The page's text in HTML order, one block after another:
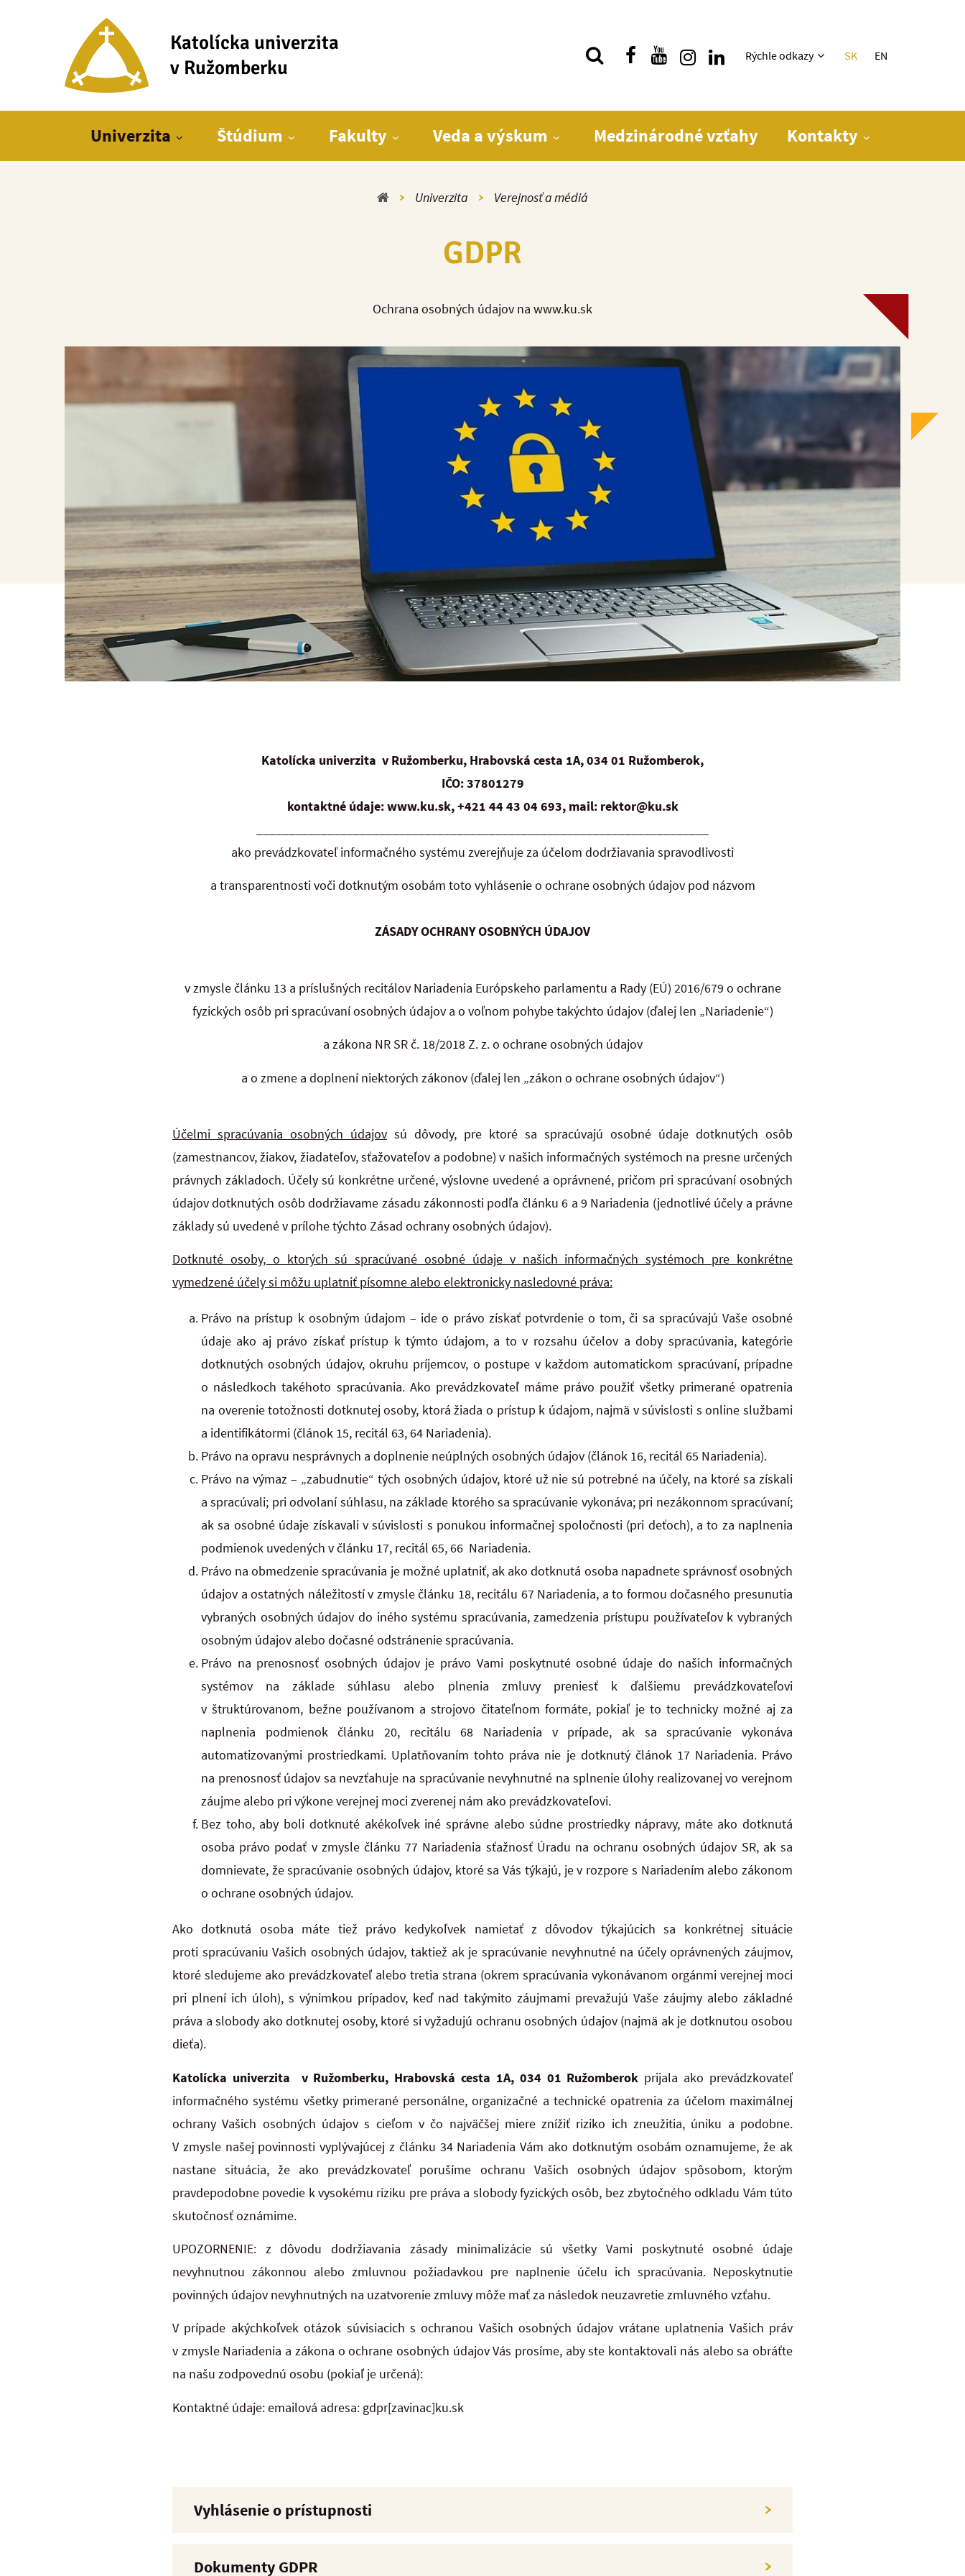
Katolícka univerzita
v Ružomberku
Rýchle menu
Rýchle odkazy SK EN
Univerzita Štúdium Fakulty Veda a výskum Medzinárodné vzťahy Kontakty
DomovUniverzita Verejnosť a médiá
GDPR
Ochrana osobných údajov na www.ku.sk
Katolícka univerzita v Ružomberku, Hrabovská cesta 1A, 034 01 Ružomberok,
IČO: 37801279
kontaktné údaje: www.ku.sk, +421 44 43 04 693, mail: rektor@ku.sk
ako prevádzkovateľ informačného systému zverejňuje za účelom dodržiavania spravodlivosti
a transparentnosti voči dotknutým osobám toto vyhlásenie o ochrane osobných údajov pod názvom
ZÁSADY OCHRANY OSOBNÝCH ÚDAJOV
v zmysle článku 13 a príslušných recitálov Nariadenia Európskeho parlamentu a Rady (EÚ) 2016/679 o ochrane
fyzických osôb pri spracúvaní osobných údajov a o voľnom pohybe takýchto údajov (ďalej len „Nariadenie“)
a zákona NR SR č. 18/2018 Z. z. o ochrane osobných údajov
a o zmene a doplnení niektorých zákonov (ďalej len „zákon o ochrane osobných údajov“)
Účelmi spracúvania osobných údajov sú dôvody, pre ktoré sa spracúvajú osobné údaje dotknutých osôb
(zamestnancov, žiakov, žiadateľov, sťažovateľov a podobne) v našich informačných systémoch na presne určených
právnych základoch. Účely sú konkrétne určené, výslovne uvedené a oprávnené, pričom pri spracúvaní osobných
údajov dotknutých osôb dodržiavame zásadu zákonnosti podľa článku 6 a 9 Nariadenia (jednotlivé účely a právne
základy sú uvedené v prílohe týchto Zásad ochrany osobných údajov).
Dotknuté osoby, o ktorých sú spracúvané osobné údaje v našich informačných systémoch pre konkrétne
vymedzené účely si môžu uplatniť písomne alebo elektronicky nasledovné práva:
Právo na prístup k osobným údajom – ide o právo získať potvrdenie o tom, či sa spracúvajú Vaše osobné
údaje ako aj právo získať prístup k týmto údajom, a to v rozsahu účelov a doby spracúvania, kategórie
dotknutých osobných údajov, okruhu príjemcov, o postupe v každom automatickom spracúvaní, prípadne
o následkoch takéhoto spracúvania. Ako prevádzkovateľ máme právo použiť všetky primerané opatrenia
na overenie totožnosti dotknutej osoby, ktorá žiada o prístup k údajom, najmä v súvislosti s online službami
a identifikátormi (článok 15, recitál 63, 64 Nariadenia).
Právo na opravu nesprávnych a doplnenie neúplných osobných údajov (článok 16, recitál 65 Nariadenia).
Právo na výmaz – „zabudnutie“ tých osobných údajov, ktoré už nie sú potrebné na účely, na ktoré sa získali
a spracúvali; pri odvolaní súhlasu, na základe ktorého sa spracúvanie vykonáva; pri nezákonnom spracúvaní;
ak sa osobné údaje získavali v súvislosti s ponukou informačnej spoločnosti (pri deťoch), a to za naplnenia
podmienok uvedených v článku 17, recitál 65, 66 Nariadenia.
Právo na obmedzenie spracúvania je možné uplatniť, ak ako dotknutá osoba napadnete správnosť osobných
údajov a ostatných náležitostí v zmysle článku 18, recitálu 67 Nariadenia, a to formou dočasného presunutia
vybraných osobných údajov do iného systému spracúvania, zamedzenia prístupu používateľov k vybraných
osobným údajov alebo dočasné odstránenie spracúvania.
Právo na prenosnosť osobných údajov je právo Vami poskytnuté osobné údaje do našich informačných
systémov na základe súhlasu alebo plnenia zmluvy preniesť k ďalšiemu prevádzkovateľovi
v štruktúrovanom, bežne používanom a strojovo čitateľnom formáte, pokiaľ je to technicky možné aj za
naplnenia podmienok článku 20, recitálu 68 Nariadenia v prípade, ak sa spracúvanie vykonáva
automatizovanými prostriedkami. Uplatňovaním tohto práva nie je dotknutý článok 17 Nariadenia. Právo
na prenosnosť údajov sa nevzťahuje na spracúvanie nevyhnutné na splnenie úlohy realizovanej vo verejnom
záujme alebo pri výkone verejnej moci zverenej nám ako prevádzkovateľovi.
Bez toho, aby boli dotknuté akékoľvek iné správne alebo súdne prostriedky nápravy, máte ako dotknutá
osoba právo podať v zmysle článku 77 Nariadenia sťažnosť Úradu na ochranu osobných údajov SR, ak sa
domnievate, že spracúvanie osobných údajov, ktoré sa Vás týkajú, je v rozpore s Nariadením alebo zákonom
o ochrane osobných údajov.
Ako dotknutá osoba máte tiež právo kedykoľvek namietať z dôvodov týkajúcich sa konkrétnej situácie
proti spracúvaniu Vašich osobných údajov, taktiež ak je spracúvanie nevyhnutné na účely oprávnených záujmov,
ktoré sledujeme ako prevádzkovateľ alebo tretia strana (okrem spracúvania vykonávanom orgánmi verejnej moci
pri plnení ich úloh), s výnimkou prípadov, keď nad takýmito záujmami prevažujú Vaše záujmy alebo základné
práva a slobody ako dotknutej osoby, ktoré si vyžadujú ochranu osobných údajov (najmä ak je dotknutou osobou
dieťa).
Katolícka univerzita v Ružomberku, Hrabovská cesta 1A, 034 01 Ružomberok prijala ako prevádzkovateľ
informačného systému všetky primerané personálne, organizačné a technické opatrenia za účelom maximálnej
ochrany Vašich osobných údajov s cieľom v čo najväčšej miere znížiť riziko ich zneužitia, úniku a podobne.
V zmysle našej povinnosti vyplývajúcej z článku 34 Nariadenia Vám ako dotknutým osobám oznamujeme, že ak
nastane situácia, že ako prevádzkovateľ porušíme ochranu Vašich osobných údajov spôsobom, ktorým
pravdepodobne povedie k vysokému riziku pre práva a slobody fyzických osôb, bez zbytočného odkladu Vám túto
skutočnosť oznámime.
UPOZORNENIE: z dôvodu dodržiavania zásady minimalizácie sú všetky Vami poskytnuté osobné údaje
nevyhnutnou zákonnou alebo zmluvnou požiadavkou pre naplnenie účelu ich spracúvania. Neposkytnutie
povinných údajov nevyhnutných na uzatvorenie zmluvy môže mať za následok neuzavretie zmluvného vzťahu.
V prípade akýchkoľvek otázok súvisiacich s ochranou Vašich osobných údajov vrátane uplatnenia Vašich práv
v zmysle Nariadenia a zákona o ochrane osobných údajov Vás prosíme, aby ste kontaktovali nás alebo sa obráťte
na našu zodpovednú osobu (pokiaľ je určená):
Kontaktné údaje: emailová adresa: gdpr[zavinac]ku.sk
Vyhlásenie o prístupnosti
Dokumenty GDPR